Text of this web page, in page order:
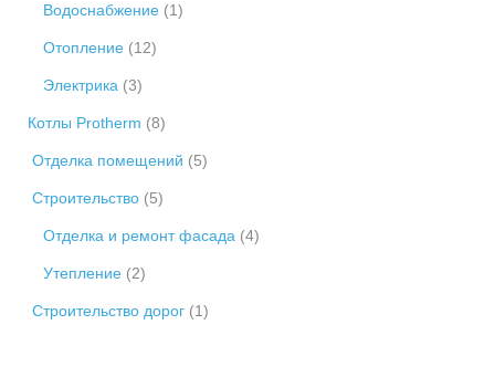
Водоснабжение (1)
Отопление (12)
Электрика (3)
Котлы Protherm (8)
Отделка помещений (5)
Строительство (5)
Отделка и ремонт фасада (4)
Утепление (2)
Строительство дорог (1)